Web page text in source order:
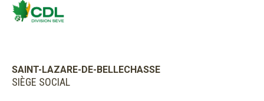
SAINT-LAZARE-DE-BELLECHASSE
SIÈGE SOCIAL